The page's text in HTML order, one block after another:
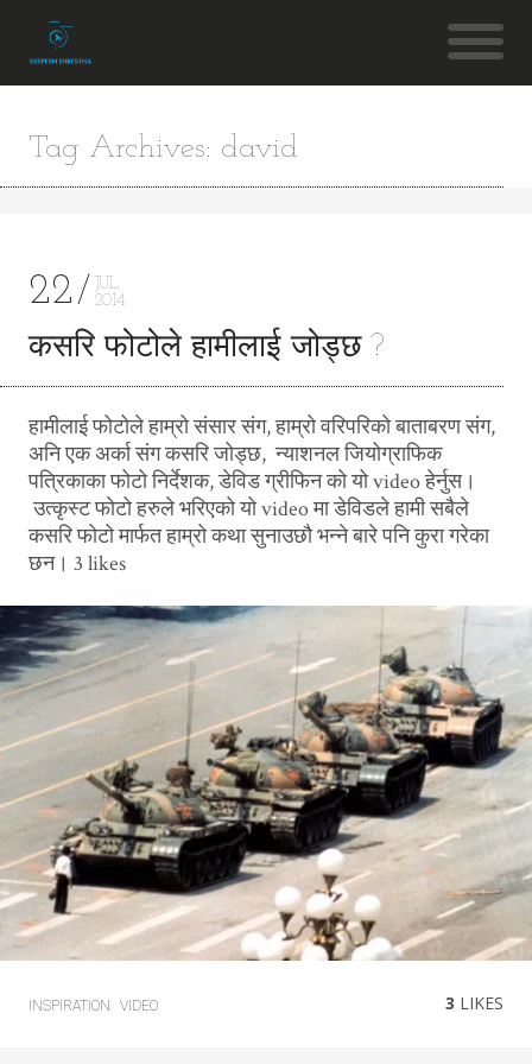
Tag Archives: david
22
JUL
2014
कसरि फोटोले हामीलाई जोड्छ ?
हामीलाई फोटोले हाम्रो संसार संग, हाम्रो वरिपरिको बाताबरण संग,
अनि एक अर्का संग कसरि जोड्छ, न्याशनल जियोग्राफिक
पत्रिकाका फोटो निर्देशक, डेविड ग्रीफिन को यो video हेर्नुस।
उत्कृस्ट फोटो हरुले भरिएको यो video मा डेविडले हामी सबैले
कसरि फोटो मार्फत हाम्रो कथा सुनाउछौ भन्ने बारे पनि कुरा गरेका
छन। 3 likes
INSPIRATION VIDEO 3 LIKES